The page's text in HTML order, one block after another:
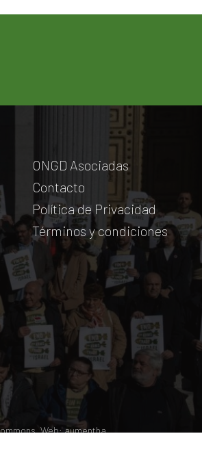
ONGD Asociadas
Contacto
Política de Privacidad
Términos y condiciones
. Web:aumentha